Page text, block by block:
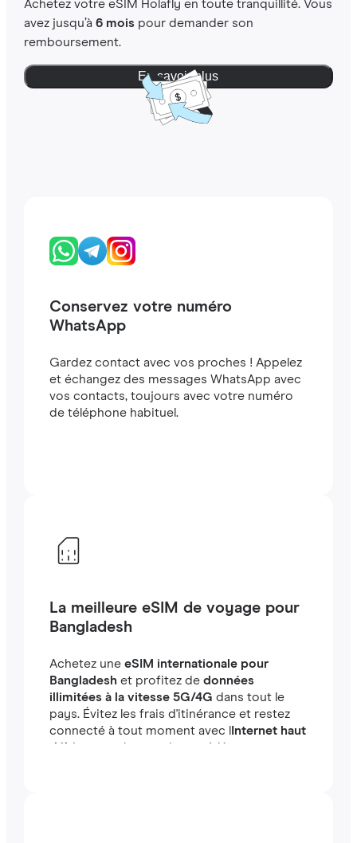
Achetez votre eSIM Holafly en toute tranquillité. Vous
avez jusqu’à 6 moispour demander son
remboursement.
En savoir plus
Conservez votre numéro
WhatsApp
Gardez contact avec vos proches ! Appelez
et échangez des messages WhatsApp avec
vos contacts, toujours avec votre numéro
de téléphone habituel.
La meilleure eSIM de voyage pour
Bangladesh
Achetez une eSIM internationale pour
Bangladesh et profitez de données
illimitées à la vitesse 5G/4G dans tout le
pays. Évitez les frais d'itinérance et restez
connecté à tout moment avec l
Internet haut
débit
en quelques minutes à létranger, que